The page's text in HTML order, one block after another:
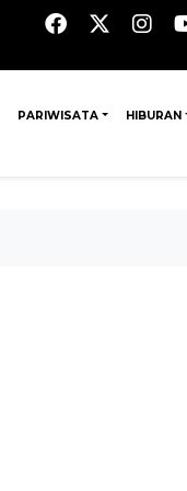
PARIWISATA HIBURAN